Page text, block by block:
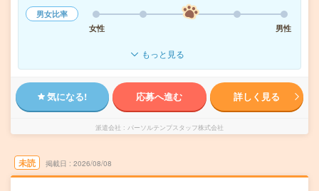
男女比率
女性
男性
もっと見る
気になる! 応募へ進む 詳しく見る
派遣会社 パーソルテンプスタッフ株式会社
未読 掲載日 2026/08/08